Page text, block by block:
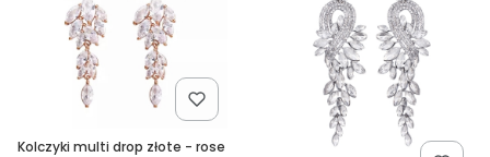
Kolczyki multi drop złote - rose